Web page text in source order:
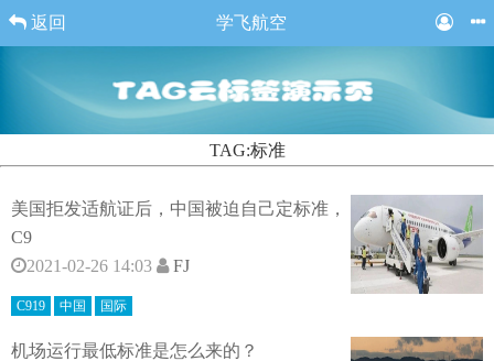
返回 学飞航空
TAG:标准
美国拒发适航证后，中国被迫自己定标准，
C9
2021-02-26 14:03
FJ
C919 中国 国际
机场运行最低标准是怎么来的？